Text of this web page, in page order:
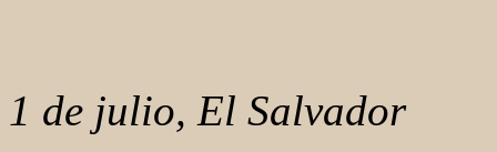
1 de julio, El Salvador